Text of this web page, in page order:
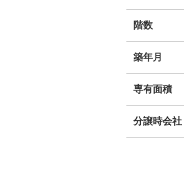
階数
築年月
専有面積
分譲時会社